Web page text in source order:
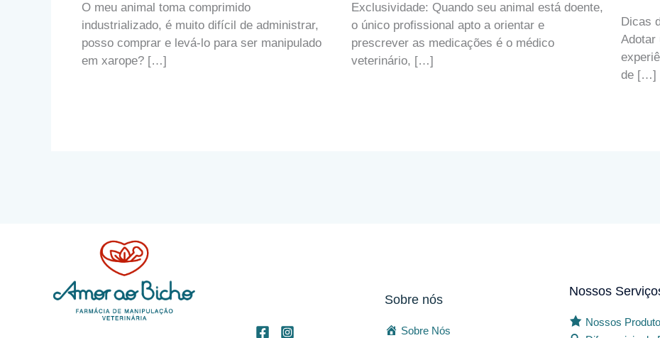
O meu animal toma comprimido
industrializado, é muito difícil de administrar,
posso comprar e levá-lo para ser manipulado
em xarope? […]
Exclusividade: Quando seu animal está doente,
o único profissional apto a orientar e
prescrever as medicações é o médico
veterinário, […]
Dicas
Adotar
de […]
Sobre nós
Sobre Nós
Nossos
Nossos